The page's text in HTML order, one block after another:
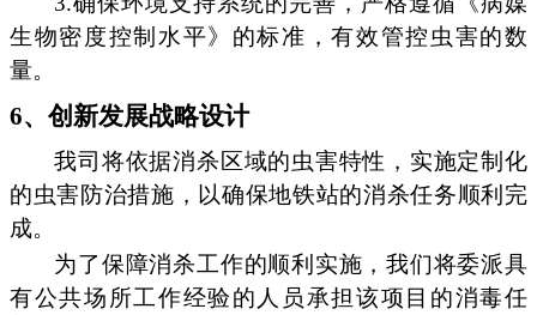
生物密度控制水平》的标准，有效管控虫害的数
量。
6、创新发展战略设计
我司将依据消杀区域的虫害特性，实施定制化
的虫害防治措施，以确保地铁站的消杀任务顺利完
成。
为了保障消杀工作的顺利实施，我们将委派具
有公共场所工作经验的人员承担该项目的消毒任